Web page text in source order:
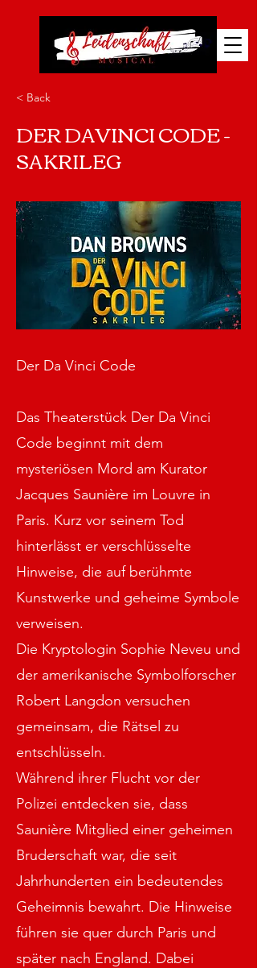
< Back
DER DAVINCI CODE -
SAKRILEG
Der Da Vinci Code
Das Theaterstück Der Da Vinci
Code beginnt mit dem
mysteriösen Mord am Kurator
Jacques Saunière im Louvre in
Paris. Kurz vor seinem Tod
hinterlässt er verschlüsselte
Hinweise, die auf berühmte
Kunstwerke und geheime Symbole
verweisen.
Die Kryptologin Sophie Neveu und
der amerikanische Symbolforscher
Robert Langdon versuchen
gemeinsam, die Rätsel zu
entschlüsseln.
Während ihrer Flucht vor der
Polizei entdecken sie, dass
Saunière Mitglied einer geheimen
Bruderschaft war, die seit
Jahrhunderten ein bedeutendes
Geheimnis bewahrt. Die Hinweise
führen sie quer durch Paris und
später nach England. Dabei